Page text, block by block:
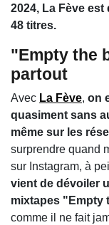
2024, La Fève
48 titres.
"Empty the
partout
Avec La Fève, on
quasiment sans
même sur les
surprendre quand
sur Instagram, à
vient de dévoiler
mixtapes "Empty
comme il ne fait